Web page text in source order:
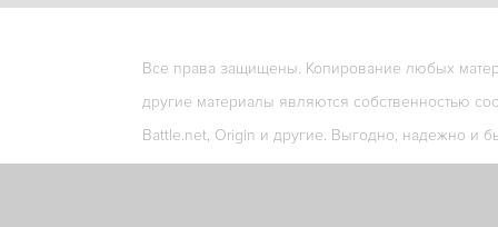
Все права защищены. Копирование любых
другие материалы являются собственностью
Battle.net, Origin и другие. Выгодно, надежно и